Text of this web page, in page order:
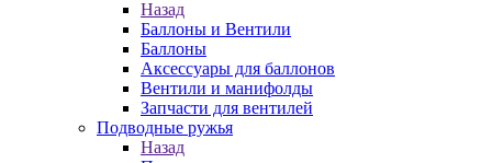
Назад
Баллоны и Вентили
Баллоны
Аксессуары для баллонов
Вентили и манифолды
Запчасти для вентилей
Подводные ружья
Назад